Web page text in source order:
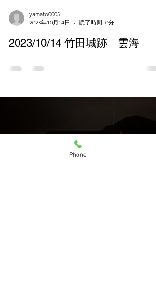
yamato0005
2023年10月14日
読了時間: 0分
2023/10/14 竹田城跡 雲海
Load video
Phone